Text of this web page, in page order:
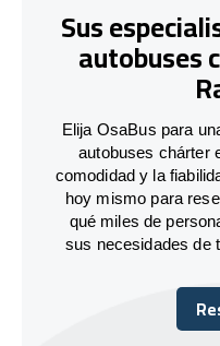
Sus
autobuses
Elija OsaBus para
autobuses chárter
comodidad y la
hoy mismo para
qué miles de
sus necesidades de